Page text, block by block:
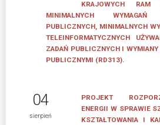
KRAJOWYCH RAM
MINIMALNYCH
PUBLICZNYCH, MINIMALNYCH
TELEINFORMATYCZNYCH
ZADAŃ PUBLICZNYCH I
PUBLICZNYMI (RD313).
04
sierpień
PROJEKT
ENERGII W SPRAWIE
KSZTAŁTOWANIA I